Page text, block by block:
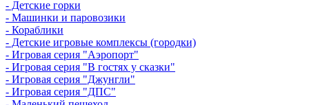
- Детские горки
- Машинки и паровозики
- Кораблики
- Детские игровые комплексы (городки)
- Игровая серия "Аэропорт"
- Игровая серия "В гостях у сказки"
- Игровая серия "Джунгли"
- Игровая серия "ДПС"